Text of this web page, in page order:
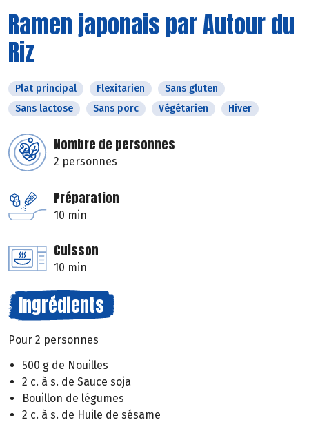
Ramen japonais par Autour du
Riz
Plat principal Flexitarien
Sans gluten
Sans lactose
Sans porc Végétarien Hiver
Nombre de personnes
2 personnes
Préparation
10 min
Cuisson
10 min
Ingrédients
Pour 2 personnes
500 g de Nouilles
2 c. à s. de Sauce soja
Bouillon de légumes
2 c. à s. de Huile de sésame